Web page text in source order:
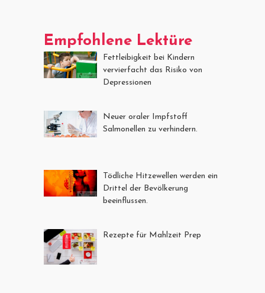
Empfohlene Lektüre
Fettleibigkeit bei Kindern
vervierfacht das Risiko von
Depressionen
Neuer oraler Impfstoff
Salmonellen zu verhindern.
Tödliche Hitzewellen werden ein
Drittel der Bevölkerung
beeinflussen.
Rezepte für Mahlzeit Prep